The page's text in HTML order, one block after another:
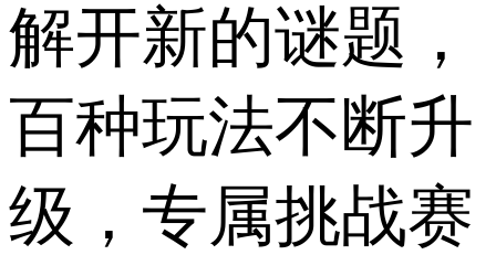
解开新的谜题，
百种玩法不断升
级，专属挑战赛